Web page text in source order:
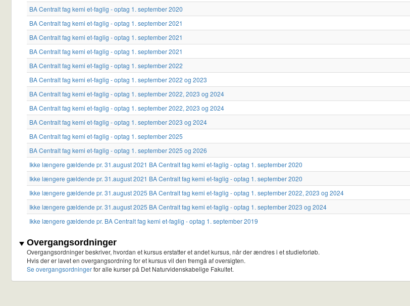
BA Centralt fag kemi et-faglig - optag 1. september 2020
BA Centralt fag kemi et-faglig - optag 1. september 2021
BA Centralt fag kemi et-faglig - optag 1. september 2021
BA Centralt fag kemi et-faglig - optag 1. september 2021
BA Centralt fag kemi et-faglig - optag 1. september 2022
BA Centralt fag kemi et-faglig - optag 1. september 2022 og 2023
BA Centralt fag kemi et-faglig - optag 1. september 2022, 2023 og 2024
BA Centralt fag kemi et-faglig - optag 1. september 2022, 2023 og 2024
BA Centralt fag kemi et-faglig - optag 1. september 2023 og 2024
BA Centralt fag kemi et-faglig - optag 1. september 2025
BA Centralt fag kemi et-faglig - optag 1. september 2025 og 2026
Ikke længere gældende pr. 31.august 2021 BA Centralt fag kemi et-faglig - optag 1. september 2020
Ikke længere gældende pr. 31.august 2021 BA Centralt fag kemi et-faglig - optag 1. september 2020
Ikke længere gældende pr. 31.august 2025 BA Centralt fag kemi et-faglig - optag 1. september 2022, 2023 og 2024
Ikke længere gældende pr. 31.august 2025 BA Centralt fag kemi et-faglig - optag 1. september 2023 og 2024
Ikke længere gældende pr. BA Centralt fag kemi et-faglig - optag 1. september 2019
Overgangsordninger
Overgangsordninger beskriver, hvordan et kursus erstatter et andet kursus, når der ændres i et studieforløb.
Hvis der er lavet en overgangsordning for et kursus vil den fremgå af oversigten.
Se overgangsordningerfor alle kurser på Det Naturvidenskabelige Fakultet.